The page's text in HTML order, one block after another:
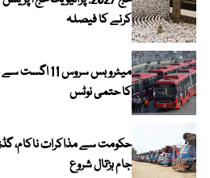
کرنے کا فیصلہ
میٹرو بس
کا حتمی نوٹس
حکومت سے مذاکرات ناکام،
جام ہڑتال شروع